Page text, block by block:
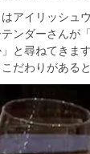
アイリッシュ
ンダーさんが
と尋ねてきま
だわりがあると